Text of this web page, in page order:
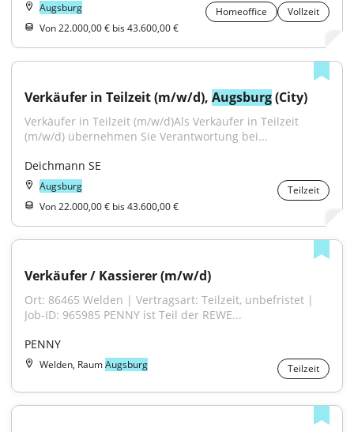
Augsburg Homeoffice
Vollzeit
Von 22.000,00 € bis 43.600,00 €
Verkäufer in Teilzeit (m/w/d), Augsburg (City)
Verkäufer in Teilzeit (m/w/d)Als Verkäufer in Teilzeit
(m/w/d) übernehmen Sie Verantwortung bei...
Deichmann SE
Augsburg
Teilzeit
Von 22.000,00 € bis 43.600,00 €
Verkäufer / Kassierer (m/w/d)
Ort: 86465 Welden | Vertragsart: Teilzeit, unbefristet |
Job-ID: 965985 PENNY ist Teil der REWE...
PENNY
Welden, RaumAugsburg Teilzeit